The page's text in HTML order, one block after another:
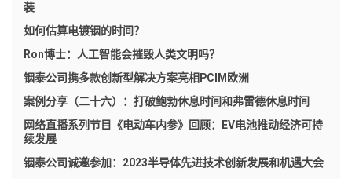
装
如何估算电镀铟的时间？
Ron博士：人工智能会摧毁人类文明吗？
铟泰公司携多款创新型解决方案亮相PCIM欧洲
案例分享（二十六）：打破鲍勃休息时间和弗雷德休息时间
网络直播系列节目《电动车内参》回顾：EV电池推动经济可持
续发展
铟泰公司诚邀参加：2023半导体先进技术创新发展和机遇大会